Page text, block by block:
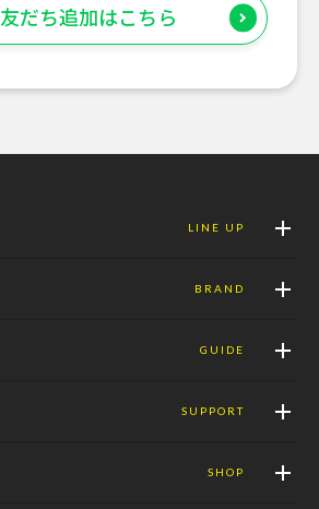
友だち追加はこちら
LINE UP
BRAND
GUIDE
SUPPORT
SHOP